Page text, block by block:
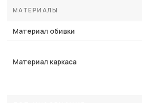
МАТЕРИАЛЫ
Материал обивки
Материал каркаса